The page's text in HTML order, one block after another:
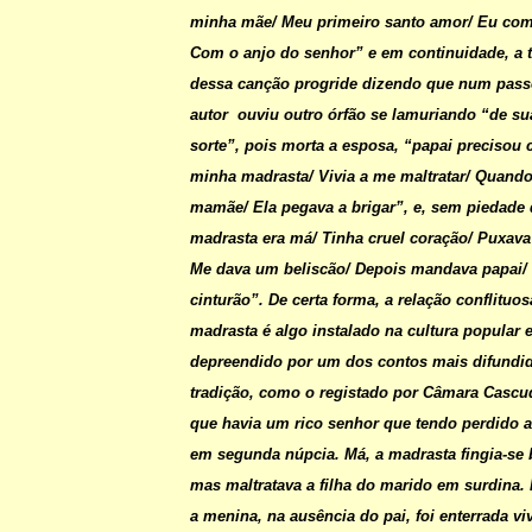
minha mãe/ Meu primeiro santo amor/ Eu
Com o anjo do senhor” e em continuidade, a
dessa canção progride dizendo que num
autor ouviu outro órfão se lamuriando “de
sorte”, pois morta a esposa, “papai precisou
minha madrasta/ Vivia a me maltratar/
mamãe/ Ela pegava a brigar”, e, sem piedade
madrasta era má/ Tinha cruel coração/
Me dava um beliscão/ Depois mandava papai/
cinturão”. De certa forma, a relação
madrasta é algo instalado na cultura popular
depreendido por um dos contos mais
tradição, como o registado por Câmara
que havia um rico senhor que tendo perdido
em segunda núpcia. Má, a madrasta fingia-
mas maltratava a filha do marido em surdina.
a menina, na ausência do pai, foi enterrada